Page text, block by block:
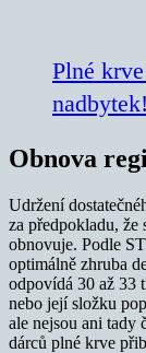
Plné
Obnova
Udržení
za předpokladu, že
obnovuje. Podle
optimálně zhruba
odpovídá 30 až 33
nebo její složku
ale nejsou ani tady
dárců plné krve